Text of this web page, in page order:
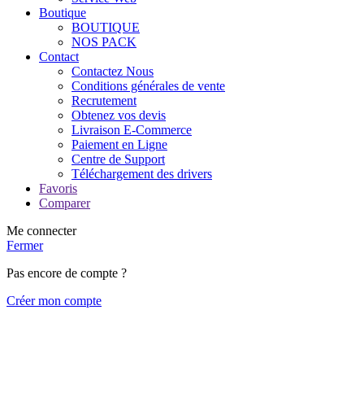
Boutique
BOUTIQUE
NOS PACK
Contact
Contactez Nous
Conditions générales de vente
Recrutement
Obtenez vos devis
Livraison E-Commerce
Paiement en Ligne
Centre de Support
Téléchargement des drivers
Favoris
Comparer
Me connecter
Fermer
Pas encore de compte ?
Créer mon compte